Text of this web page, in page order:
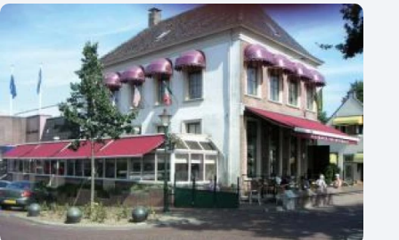
Locaties aan zee
Museum
Theater
Varende locatie